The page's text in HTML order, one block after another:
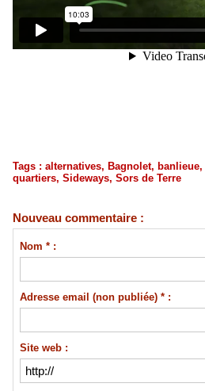
Tags : alternatives, Bagnolet, banlieue,
quartiers, Sideways, Sors de Terre
Nouveau commentaire :
Nom * :
Adresse email (non publiée) * :
Site web :